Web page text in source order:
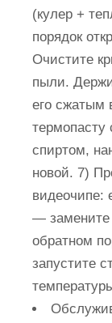
(кулер +
порядок
Очистите
пыли.
его сжатым
термопасту
спиртом,
новой. 7)
видеочипе:
— замените
обратном
запустите